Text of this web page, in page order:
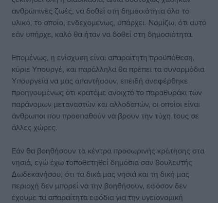
ανθρώπινες ζωές, να δοθεί στη δημοσιότητα όλο το
υλικό, το οποίο, ενδεχομένως, υπάρχει. Νομίζω, ότι αυτό
εάν υπήρχε, καλό θα ήταν να δοθεί στη δημοσιότητα.
Επομένως, η ενίσχυση είναι απαραίτητη προϋπόθεση,
κύριε Υπουργέ, και παράλληλα θα πρέπει τα συναρμόδια
Υπουργεία να μας απαντήσουν, επειδή αναφέρθηκε
προηγουμένως ότι κρατάμε ανοιχτό το παραθυράκι των
παράνομων μεταναστών και αλλοδαπών, οι οποίοι είναι
άνθρωποι που προσπαθούν να βρουν την τύχη τους σε
άλλες χώρες.
Εάν θα βοηθήσουν τα κέντρα προσωρινής κράτησης στα
νησιά, εγώ έχω τοποθετηθεί δημόσια σαν βουλευτής
Δωδεκανήσου, ότι τα δικά μας νησιά και τη δική μας
περιοχή δεν μπορεί να την βοηθήσουν, εφόσον δεν
έχουμε τα απαραίτητα εφόδια για την υγειονομική